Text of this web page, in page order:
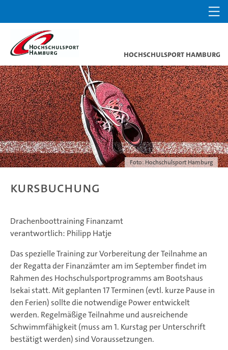
Hochschulsport Hamburg
Foto: Hochschulsport Hamburg
Kursbuchung
Drachenboottraining Finanzamt
verantwortlich: Philipp Hatje
Das spezielle Training zur Vorbereitung der Teilnahme an
der Regatta der Finanzämter am im September findet im
Rahmen des Hochschulsportprogramms am Bootshaus
Isekai statt. Mit geplanten 17 Terminen (evtl. kurze Pause in
den Ferien) sollte die notwendige Power entwickelt
werden. Regelmäßige Teilnahme und ausreichende
Schwimmfähigkeit (muss am 1. Kurstag per Unterschrift
bestätigt werden) sind Voraussetzungen.